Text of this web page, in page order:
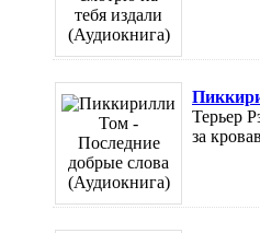
Терьер
за